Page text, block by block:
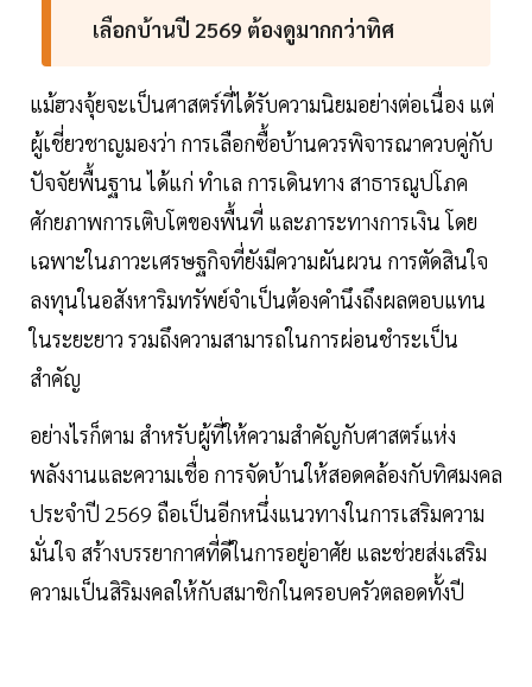
เลือกบ้านปี 2569 ต้องดูมากกว่าทิศ
แม้ฮวงจุ้ยจะเป็นศาสตร์ที่ได้รับความนิยมอย่างต่อเนื่อง แต่
ผู้เชี่ยวชาญมองว่า การเลือกซื้อบ้านควรพิจารณาควบคู่กับ
ปัจจัยพื้นฐาน ได้แก่ ทำเล การเดินทาง สาธารณูปโภค
ศักยภาพการเติบโตของพื้นที่ และภาระทางการเงิน โดย
เฉพาะในภาวะเศรษฐกิจที่ยังมีความผันผวน การตัดสินใจ
ลงทุนในอสังหาริมทรัพย์จำเป็นต้องคำนึงถึงผลตอบแทน
ในระยะยาว รวมถึงความสามารถในการผ่อนชำระเป็น
สำคัญ
อย่างไรก็ตาม สำหรับผู้ที่ให้ความสำคัญกับศาสตร์แห่ง
พลังงานและความเชื่อ การจัดบ้านให้สอดคล้องกับทิศมงคล
ประจำปี 2569 ถือเป็นอีกหนึ่งแนวทางในการเสริมความ
มั่นใจ สร้างบรรยากาศที่ดีในการอยู่อาศัย และช่วยส่งเสริม
ความเป็นสิริมงคลให้กับสมาชิกในครอบครัวตลอดทั้งปี